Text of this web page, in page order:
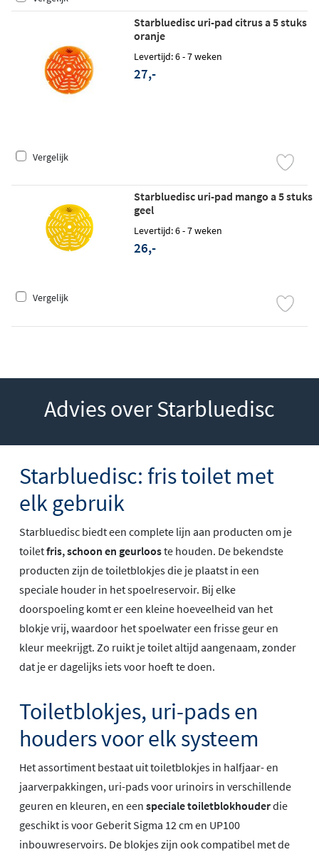
Starbluedisc uri-pad citrus a 5 stuks
oranje
Levertijd: 6 - 7 weken
27,-
Vergelijk
Starbluedisc uri-pad mango a 5 stuks
geel
Levertijd: 6 - 7 weken
26,-
Vergelijk
Advies over Starbluedisc
Starbluedisc: fris toilet met
elk gebruik
Starbluedisc biedt een complete lijn aan producten om je
toiletfris, schoon en geurlooste houden. De bekendste
producten zijn de toiletblokjes die je plaatst in een
speciale houder in het spoelreservoir. Bij elke
doorspoeling komt er een kleine hoeveelheid van het
blokje vrij, waardoor het spoelwater een frisse geur en
kleur meekrijgt. Zo ruikt je toilet altijd aangenaam, zonder
dat je er dagelijks iets voor hoeft te doen.
Toiletblokjes, uri-pads en
houders voor elk systeem
Het assortiment bestaat uit toiletblokjes in halfjaar- en
jaarverpakkingen, uri-pads voor urinoirs in verschillende
geuren en kleuren, en een speciale toiletblokhouderdie
geschikt is voor Geberit Sigma 12 cm en UP100
inbouwreservoirs. De blokjes zijn ook compatibel met de